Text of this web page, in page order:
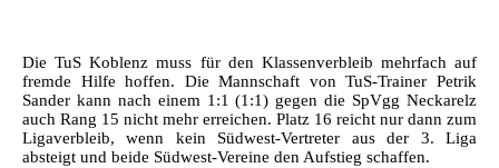
Die TuS Koblenz muss für den Klassenverbleib mehrfach auf
fremde Hilfe hoffen. Die Mannschaft von TuS-Trainer Petrik
Sander kann nach einem 1:1 (1:1) gegen die SpVgg Neckarelz
auch Rang 15 nicht mehr erreichen. Platz 16 reicht nur dann zum
Ligaverbleib, wenn kein Südwest-Vertreter aus der 3. Liga
absteigt und beide Südwest-Vereine den Aufstieg schaffen.